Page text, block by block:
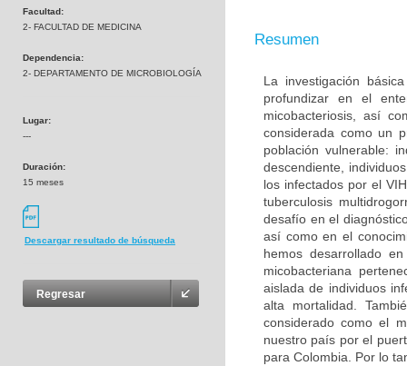
Facultad:
2- FACULTAD DE MEDICINA
Dependencia:
2- DEPARTAMENTO DE MICROBIOLOGÍA
Lugar:
---
Duración:
15 meses
Descargar resultado de búsqueda
Regresar
Resumen
La investigación
profundizar en el
micobacteriosis, así
considerada como un
población vulnerable:
descendiente,
los infectados por el
tuberculosis
desafío en el
así como en el
hemos desarrollado
micobacteriana
aislada de individuos
alta mortalidad.
considerado como el
nuestro país por el
para Colombia. Por lo